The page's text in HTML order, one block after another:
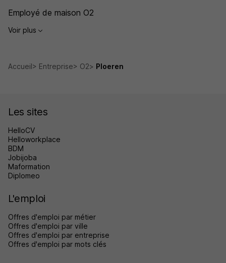
Employé de maison O2
Voir plus
Accueil Entreprise O2 Ploeren
Les sites
HelloCV
Helloworkplace
BDM
Jobijoba
Maformation
Diplomeo
L'emploi
Offres d'emploi par métier
Offres d'emploi par ville
Offres d'emploi par entreprise
Offres d'emploi par mots clés